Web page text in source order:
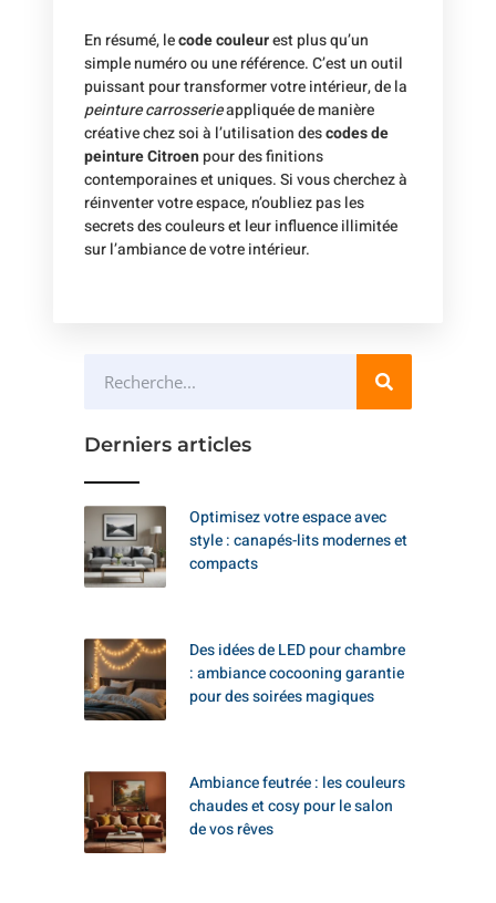
En résumé, lecode couleurest plus qu’un
simple numéro ou une référence. C’est un outil
puissant pour transformer votre intérieur, de la
peinture carrosserieappliquée de manière
créative chez soi à l’utilisation descodes de
peinture Citroen pour des finitions
contemporaines et uniques. Si vous cherchez à
réinventer votre espace, n’oubliez pas les
secrets des couleurs et leur influence illimitée
sur l’ambiance de votre intérieur.
Derniers articles
Optimisez votre espace avec
style : canapés-lits modernes et
compacts
Des idées de LED pour chambre
: ambiance cocooning garantie
pour des soirées magiques
Ambiance feutrée : les couleurs
chaudes et cosy pour le salon
de vos rêves